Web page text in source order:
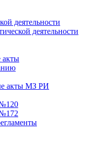
деятельности
деятельности
акты
акты МЗ РИ